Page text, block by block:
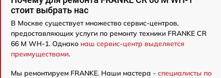
стоит выбрать нас
В Москве существует множество сервис-центров,
предоставляющих услуги по ремонту техники FRANKE CR
66 M WH-1. Однако наш сервис-центр выделяется
преимуществами.
Мы ремонтируем FRANKE. Наши мастера - специалисты по